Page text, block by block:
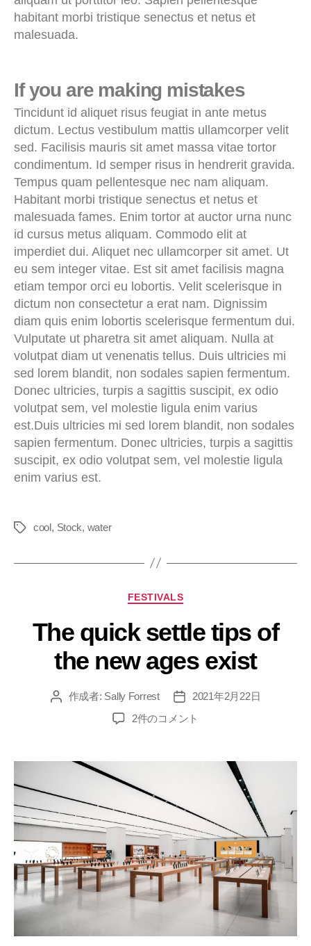
habitant morbi tristique senectus et netus et
malesuada.
If you are making mistakes
Tincidunt id aliquet risus feugiat in ante metus
dictum. Lectus vestibulum mattis ullamcorper velit
sed. Facilisis mauris sit amet massa vitae tortor
condimentum. Id semper risus in hendrerit gravida.
Tempus quam pellentesque nec nam aliquam.
Habitant morbi tristique senectus et netus et
malesuada fames. Enim tortor at auctor urna nunc
id cursus metus aliquam. Commodo elit at
imperdiet dui. Aliquet nec ullamcorper sit amet. Ut
eu sem integer vitae. Est sit amet facilisis magna
etiam tempor orci eu lobortis. Velit scelerisque in
dictum non consectetur a erat nam. Dignissim
diam quis enim lobortis scelerisque fermentum dui.
Vulputate ut pharetra sit amet aliquam. Nulla at
volutpat diam ut venenatis tellus. Duis ultricies mi
sed lorem blandit, non sodales sapien fermentum.
Donec ultricies, turpis a sagittis suscipit, ex odio
volutpat sem, vel molestie ligula enim varius
est.Duis ultricies mi sed lorem blandit, non sodales
sapien fermentum. Donec ultricies, turpis a sagittis
suscipit, ex odio volutpat sem, vel molestie ligula
enim varius est.
cool, Stock, water
FESTIVALS
The quick settle tips of
the new ages exist
作成者: Sally Forrest
2021年2月22日
2件のコメント